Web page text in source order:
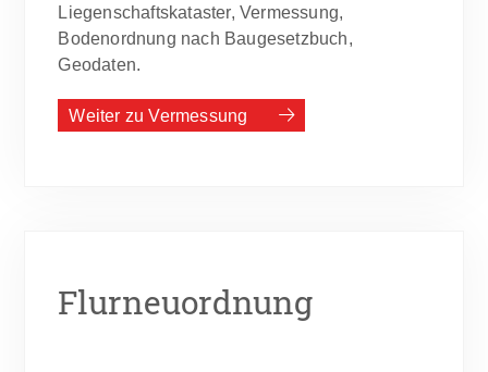
Liegenschaftskataster, Vermessung,
Bodenordnung nach Baugesetzbuch,
Geodaten.
Weiter zu Vermessung
Flurneuordnung